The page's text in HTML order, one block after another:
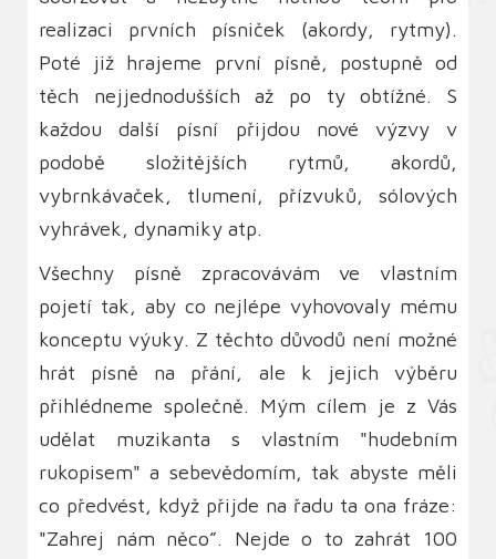
realizaci prvních písniček (akordy, rytmy).
Poté již hrajeme první písně, postupně od
těch nejjednodušších až po ty obtížné. S
každou další písní přijdou nové výzvy v
podobě složitějších rytmů, akordů,
vybrnkávaček, tlumení, přízvuků, sólových
vyhrávek, dynamiky atp.
Všechny písně zpracovávám ve vlastním
pojetí tak, aby co nejlépe vyhovovaly mému
konceptu výuky. Z těchto důvodů není možné
hrát písně na přání, ale k jejich výběru
přihlédneme společně. Mým cílem je z Vás
udělat muzikanta s vlastním "hudebním
rukopisem" a sebevědomím, tak abyste měli
co předvést, když přijde na řadu ta ona fráze:
"Zahrej nám něco”. Nejde o to zahrát 100